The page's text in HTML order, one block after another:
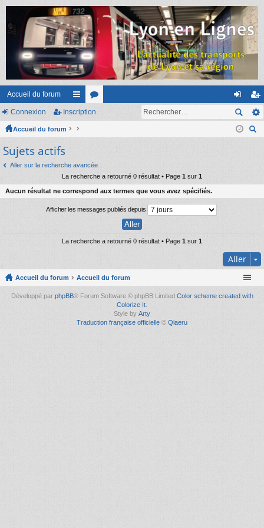
Accueil du forum
ac
co
ci
s
or
s
on
ne
ns
cri
Connexion Inscription
Accueil du forum
Sujets actifs
Aller sur la recherche avancée
La recherche a retourné 0 résultat • Page 1 sur 1
Aucun résultat ne correspond aux termes que vous avez spécifiés.
Afficher les messages publiés depuis
La recherche a retourné 0 résultat • Page 1 sur 1
Aller
Accueil du forum Accueil du forum
Développé par phpBB® Forum Software © phpBB Limited Color scheme created with
Colorize It
Style by Arty
Traduction française officielle © Qiaeru